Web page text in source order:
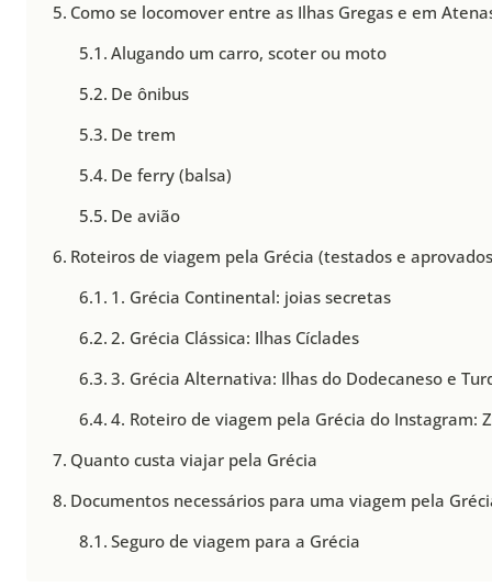
Como se locomover entre as Ilhas Gregas e em
Alugando um carro, scoter ou moto
De ônibus
De trem
De ferry (balsa)
De avião
Roteiros de viagem pela Grécia (testados e
1. Grécia Continental: joias secretas
2. Grécia Clássica: Ilhas Cíclades
3. Grécia Alternativa: Ilhas do Dodecaneso e
4. Roteiro de viagem pela Grécia do Instagram:
Quanto custa viajar pela Grécia
Documentos necessários para uma viagem pela
Seguro de viagem para a Grécia